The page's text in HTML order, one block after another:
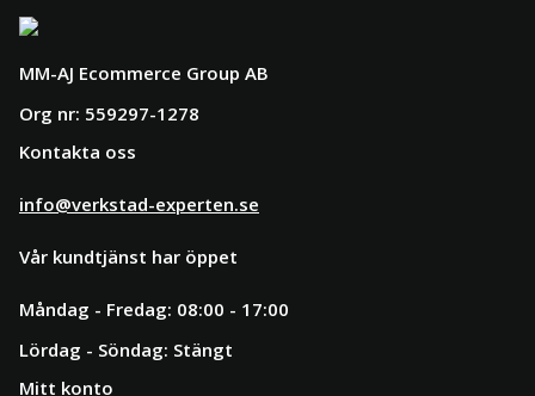
MM-AJ Ecommerce Group AB
Org nr: 559297-1278
Kontakta oss
info@verkstad-experten.se
Vår kundtjänst har öppet
Måndag - Fredag: 08:00 - 17:00
Lördag - Söndag: Stängt
Mitt konto